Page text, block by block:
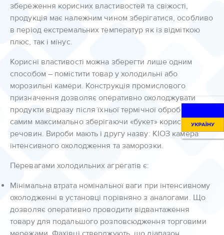
збереження корисних властивостей та свіжості,
продукція має належним чином зберігатися, особливо
в період екстремальних температур як із відміткою
плюс, так і мінус.
Корисні властивості можна зберегти лише одним
способом – помістити товар у холодильні або
морозильні камери. Конструкція промислового
призначення дозволяє оперативно охолоджувати
продукти відразу після їхньої термічної обробки, тим
самим максимально зберігаючи «букет» корисних
речовин. Вироби мають і другу назву: КІОЗ камера
інтенсивного охолодження та заморозки.
Перевагами холодильних агрегатів є:
Мінімальна втрата номінальної ваги при інтенсивному
охолодженні в установці порівняно з аналогами. Що
дозволяє оперативно проводити відвантаження
товару для подальшого розповсюдження торговими